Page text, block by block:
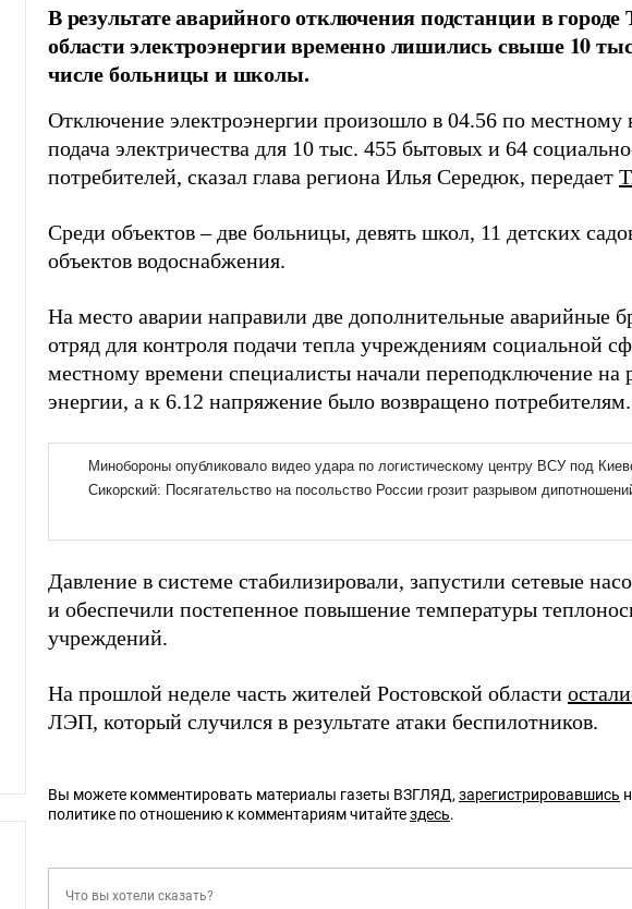
В результате аварийного отключения подстанции в
области электроэнергии временно лишились свыше 10
числе больницы и школы.
Отключение электроэнергии произошло в 04.56 по местному
подача электричества для 10 тыс. 455 бытовых и 64
потребителей, сказал глава региона Илья Середюк, передает
Среди объектов – две больницы, девять школ, 11 детских
объектов водоснабжения.
На место аварии направили две дополнительные аварийные
отряд для контроля подачи тепла учреждениям социальной
местному времени специалисты начали переподключение на
энергии, а к 6.12 напряжение было возвращено потребителям.
Давление в системе стабилизировали, запустили сетевые
и обеспечили постепенное повышение температуры
учреждений.
На прошлой неделе часть жителей Ростовской области
ЛЭП, который случился в результате атаки беспилотников.
Вы можете комментировать материалы газеты ВЗГЛЯД, зарегистрировавшись
политике по отношению к комментариям читайтездесь.